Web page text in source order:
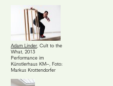
Adam Linder, Cult to the
What, 2013
Performance im
Künstlerhaus KM–, Foto:
Markus Krottendorfer